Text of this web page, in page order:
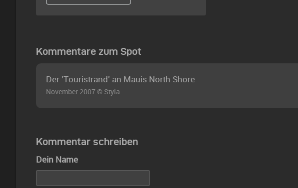
Kommentare zum Spot
Der 'Touristrand' an Mauis North Shore
November 2007 © Styla
Kommentar schreiben
Dein Name